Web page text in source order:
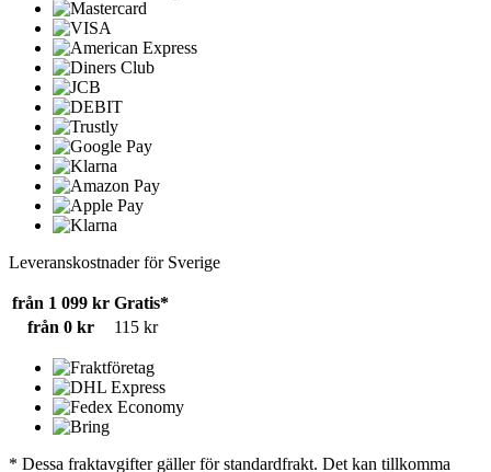
Leveranskostnader för Sverige
från 1 099 kr Gratis*
från 0 kr
115 kr
* Dessa fraktavgifter gäller för standardfrakt. Det kan tillkomma